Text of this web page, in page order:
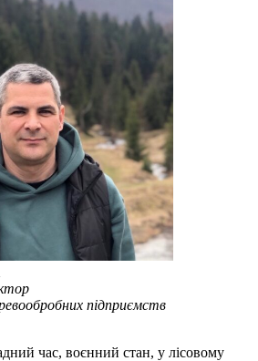
підприємств
час, воєнний стан, у лісовому